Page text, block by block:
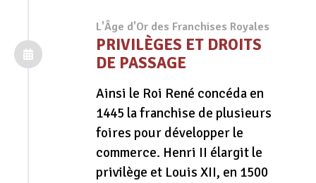
L'Âge d'Or des Franchises Royales
PRIVILÈGES ET DROITS
DE PASSAGE
Ainsi le Roi René concéda en
1445 la franchise de plusieurs
foires pour développer le
commerce. Henri II élargit le
privilège et Louis XII, en 1500